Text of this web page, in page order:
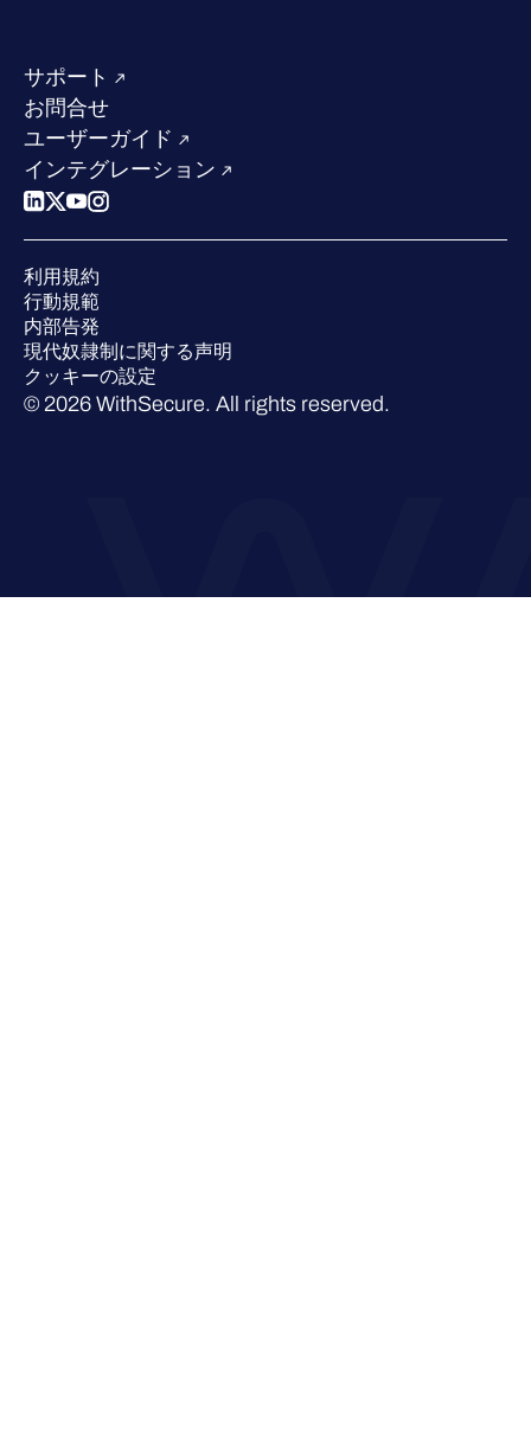
求人情報
サステナビリティ
競合他社との比較
成功事例
W/Labs
ブログ
ポッドキャスト
イベント
ウェビナー
業界での 評価
サポート
お問合せ
ユーザーガイド
インテグレーション
利用規約
行動規範
内部告発
現代奴隷制に関する声明
クッキーの設定
© 2026 WithSecure. All rights reserved.